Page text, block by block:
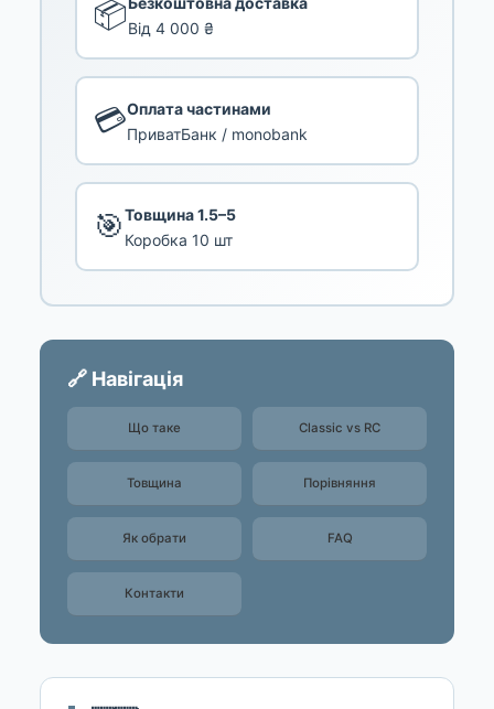
📦Від 4 000 ₴
💳Оплата частинами
ПриватБанк / monobank
🎯Товщина 1.5–5
Коробка 10 шт
🔗 Навігація
Що таке Classic vs RC
Товщина Порівняння
Як обрати FAQ
Контакти